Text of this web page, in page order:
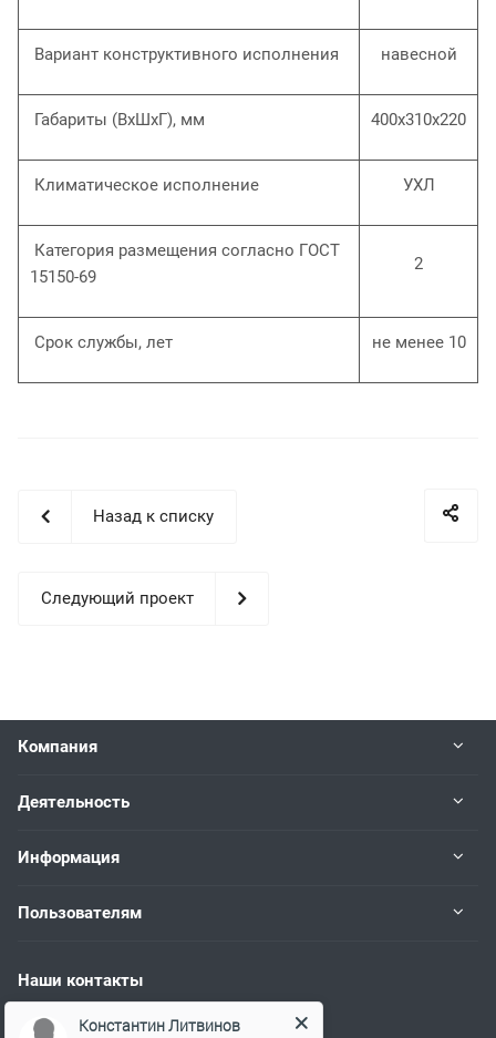
Вариант конструктивного исполнения навесной
Габариты (ВхШхГ), мм 400х310х220
Климатическое исполнение УХЛ
Категория размещения согласно ГОСТ
15150-69
2
Срок службы, лет не менее 10
Назад к списку
Следующий проект
Компания
Деятельность
Информация
Пользователям
Наши контакты
+7 (383) 383-02-94
Константин Литвинов